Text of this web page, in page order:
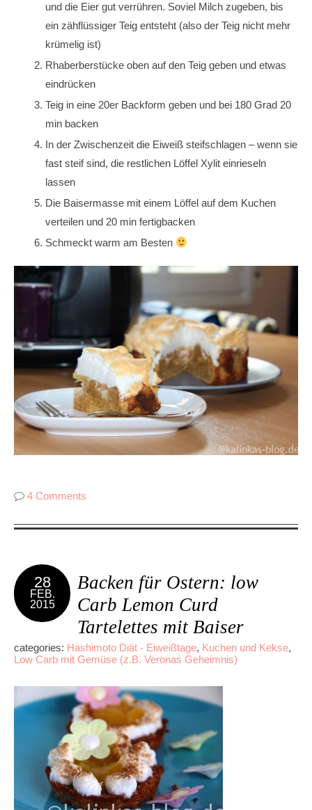
und die Eier gut verrühren. Soviel Milch zugeben, bis
ein zähflüssiger Teig entsteht (also der Teig nicht mehr
krümelig ist)
Rhaberberstücke oben auf den Teig geben und etwas
eindrücken
Teig in eine 20er Backform geben und bei 180 Grad 20
min backen
In der Zwischenzeit die Eiweiß steifschlagen – wenn sie
fast steif sind, die restlichen Löffel Xylit einrieseln
lassen
Die Baisermasse mit einem Löffel auf dem Kuchen
verteilen und 20 min fertigbacken
Schmeckt warm am Besten
4 Comments
28
FEB.
2015
Backen für Ostern: low
Carb Lemon Curd
Tartelettes mit Baiser
categories: Hashimoto Diät - Eiweißtage, Kuchen und Kekse,
Low Carb mit Gemüse (z.B. Veronas Geheimnis)